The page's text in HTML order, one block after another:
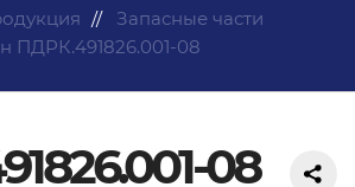
Запасные части
ПДРК.491826.001-08
08